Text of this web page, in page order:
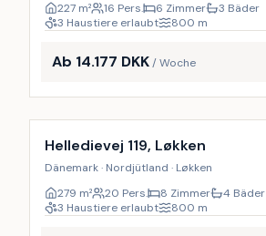
227 m² 16 Pers. 6 Zimmer
3 Bäder
3 Haustiere erlaubt
800 m
Ab 14.177 DKK/ Woche
Inkl. Endreinigung
Helledievej 119, Løkken
Dänemark · Nordjütland · Løkken
279 m² 20 Pers. 8 Zimmer
4 Bäder
3 Haustiere erlaubt
800 m